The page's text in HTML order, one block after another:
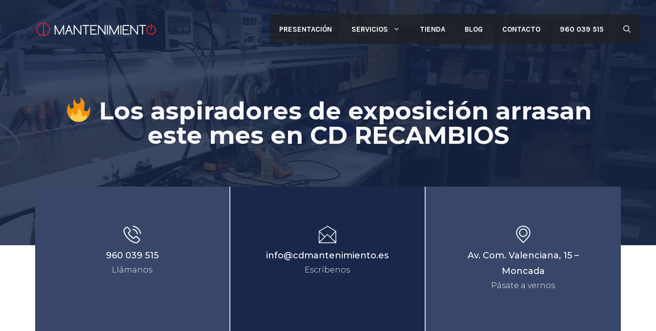
contenido
PRESENTACIÓN SERVICIOS TIENDA BLOG CONTACTO 960 039 515
Los aspiradores de exposición arrasan
este mes en CD RECAMBIOS
960 039 515
Llámanos
info@cdmantenimiento.es
Escríbenos
Av. Com. Valenciana, 15 –
Moncada
Pásate a vernos